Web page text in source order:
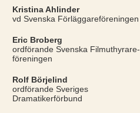
Kristina Ahlinder
vd Svenska Förläggareföreningen
Eric Broberg
ordförande Svenska Filmuthyrare­
föreningen
Rolf Börjelind
ordförande Sveriges
Dramatikerförbund